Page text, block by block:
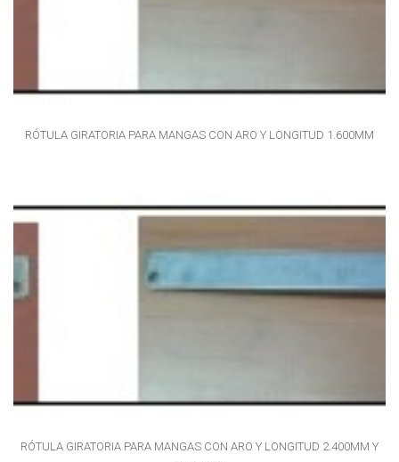
RÓTULA GIRATORIA PARA MANGAS CON ARO Y LONGITUD 1.600MM
RÓTULA GIRATORIA PARA MANGAS CON ARO Y LONGITUD 2.400MM Y